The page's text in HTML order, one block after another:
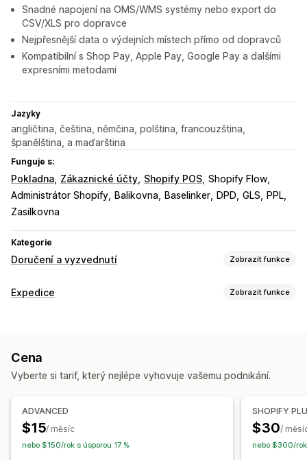
Snadné napojení na OMS/WMS systémy nebo export do
CSV/XLS pro dopravce
Nejpřesnější data o výdejních místech přímo od dopravců
Kompatibilní s Shop Pay, Apple Pay, Google Pay a dalšími
expresními metodami
Jazyky
angličtina, čeština, němčina, polština, francouzština,
španělština, a maďarština
Funguje s:
Pokladna Zákaznické účty Shopify POS Shopify Flow
Administrátor Shopify
Balikovna Baselinker DPD GLS
PPL
Zasilkovna
Kategorie
Doručení a vyzvednutí Zobrazit funkce
Možnosti doručení
Možnosti vyzvednutí
Na ulici
Na prodejně Více lokalit
Mapa doručení
Sledování řidičů
Sledování objednávek
Expedice Zobrazit funkce
Ověření adresy
Synchronizace objednávek Více jazyků Výběr dopravce
Synchronizace objednávek
Sledování v reálném čase
E-mailová oznámení
Cena
Vyberte si tarif, který nejlépe vyhovuje vašemu podnikání.
ADVANCED
$15/ měsíc
nebo $150/rok s úsporou 17 %
SHOPIFY
$30/
nebo $300/rok